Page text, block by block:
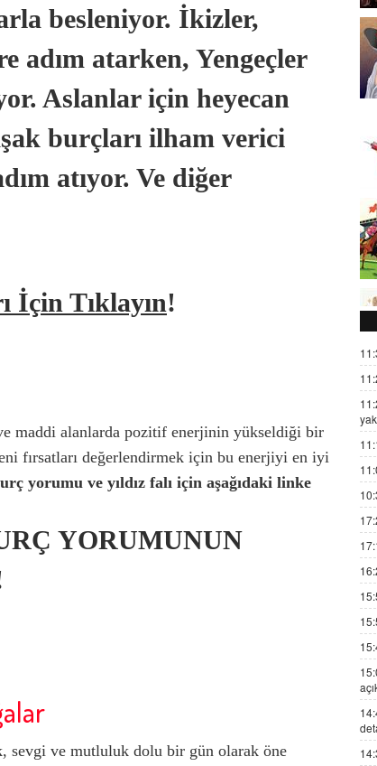
besleniyor. İkizler,
adım atarken, Yengeçler
Aslanlar için heyecan
burçları ilham verici
atıyor. Ve diğer
İçin Tıklayın!
maddi alanlarda pozitif enerjinin yükseldiği bir
fırsatları değerlendirmek için bu enerjiyi en iyi
yorumu ve yıldız falı için aşağıdaki linke
YORUMUNUN
sevgi ve mutluluk dolu bir gün olarak öne